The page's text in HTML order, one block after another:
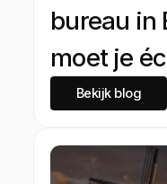
bureau in
moet je
Bekijk blog